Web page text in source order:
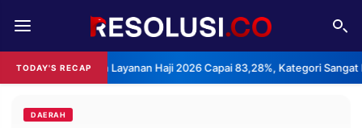
TODAY'S RECAP
Layanan Haji 2026 Capai 83,28%, Kategori Sangat Memuaskan.
REDAKSI TENTANG
RESOLUSI IKLAN
DAERAH